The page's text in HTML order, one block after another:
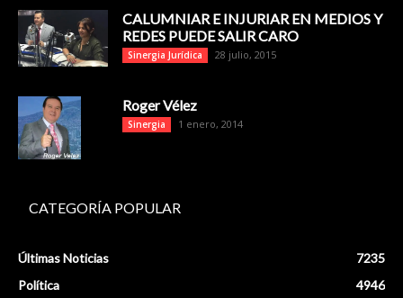
CALUMNIAR E INJURIAR EN MEDIOS Y
REDES PUEDE SALIR CARO
Sinergia Jurídica 28 julio, 2015
Roger Vélez
Sinergia 1 enero, 2014
CATEGORÍA POPULAR
Últimas Noticias
7235
Política
4946